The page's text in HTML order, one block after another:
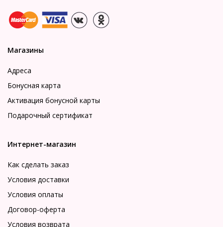
Магазины
Адреса
Бонусная карта
Активация бонусной карты
Подарочный сертификат
Интернет-магазин
Как сделать заказ
Условия доставки
Условия оплаты
Договор-оферта
Условия возврата